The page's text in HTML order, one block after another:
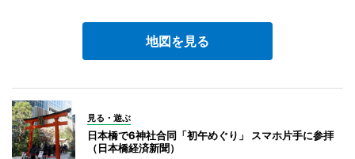
地図を見る
見る・遊ぶ
日本橋で6神社合同「初午めぐり」 スマホ片手に参拝
（日本橋経済新聞）